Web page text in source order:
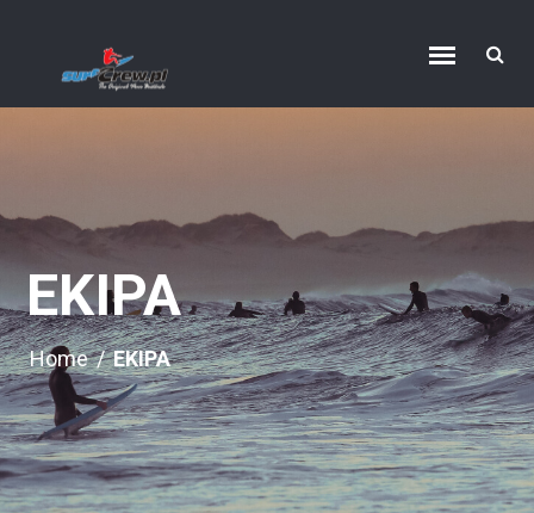
EKIPA
Home/EKIPA